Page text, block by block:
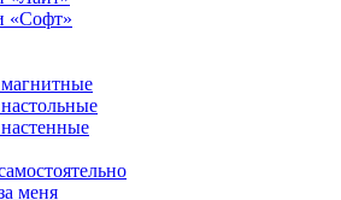
«Софт»
меня